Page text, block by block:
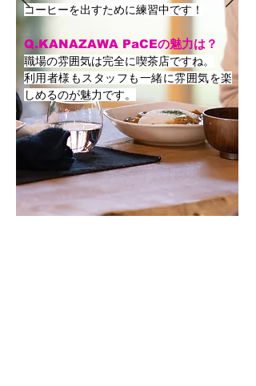
コーヒーを出すために練習中です！
Q.KANAZAWA PaCEの魅力は？
職場の雰囲気は完全に喫茶店ですね。
利用者様もスタッフも一緒に雰囲気を楽
しめるのが魅力です。